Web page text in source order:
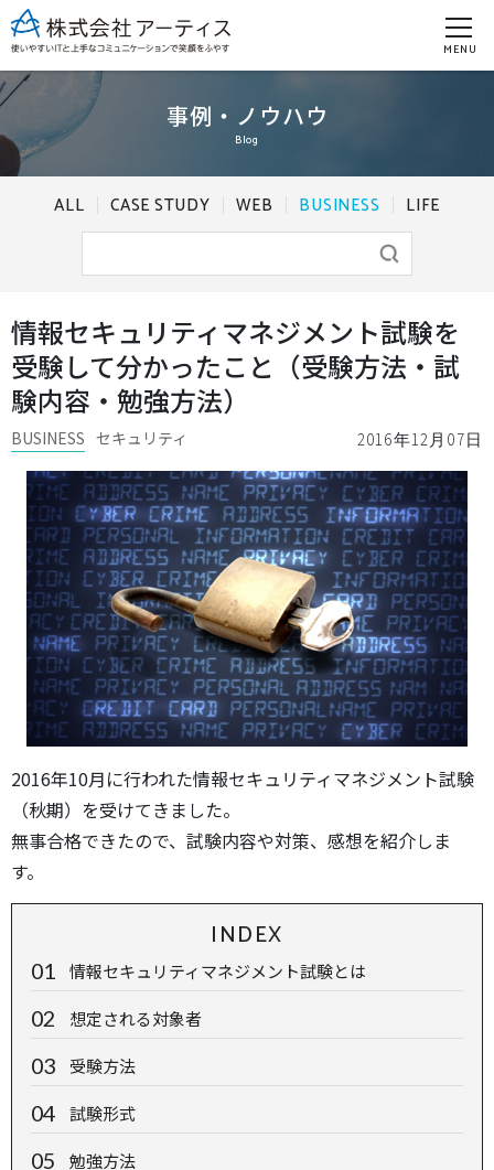
MENU
事例・ノウハウ
Blog
ALL CASE STUDY WEB BUSINESS LIFE
情報セキュリティマネジメント試験を
受験して分かったこと（受験方法・試
験内容・勉強方法）
2016年12月07日
BUSINESS セキュリティ
2016年10月に行われた情報セキュリティマネジメント試験
（秋期）を受けてきました。
無事合格できたので、試験内容や対策、感想を紹介しま
す。
INDEX
情報セキュリティマネジメント試験とは
想定される対象者
受験方法
試験形式
勉強方法